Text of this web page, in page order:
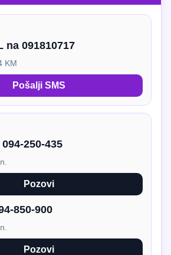
na 091810717
KM
Pošalji SMS
094-250-435
Pozovi
850-900
Pozovi